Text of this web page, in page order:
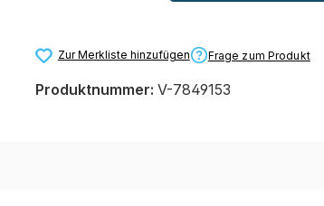
Zur Merkliste hinzufügen Frage zum Produkt
Produktnummer: V-7849153